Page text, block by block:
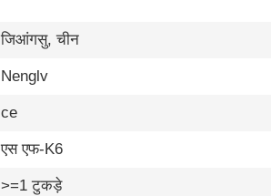
जिआंगसु, चीन
Nenglv
ce
एस एफ-K6
>=1 टुकड़े